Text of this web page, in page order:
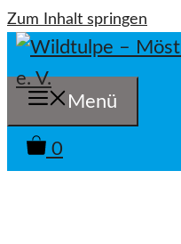
Zum Inhalt springen
Menü
0